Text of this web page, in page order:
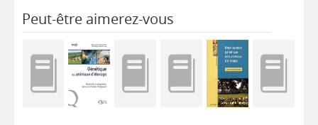
Peut-être aimerez-vous